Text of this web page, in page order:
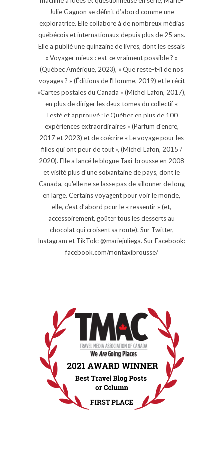
Julie Gagnon se définit d’abord comme une
exploratrice. Elle collabore à de nombreux médias
québécois et internationaux depuis plus de 25 ans.
Elle a publié une quinzaine de livres, dont les essais
« Voyager mieux : est-ce vraiment possible ? »
(Québec Amérique, 2023), « Que reste-t-il de nos
voyages ? » (Éditions de l'Homme, 2019) et le récit
«Cartes postales du Canada » (Michel Lafon, 2017),
en plus de diriger les deux tomes du collectif «
Testé et approuvé : le Québec en plus de 100
expériences extraordinaires » (Parfum d'encre,
2017 et 2023) et de coécrire « Le voyage pour les
filles qui ont peur de tout », (Michel Lafon, 2015 /
2020). Elle a lancé le blogue Taxi-brousse en 2008
et visité plus d'une soixantaine de pays, dont le
Canada, qu'elle ne se lasse pas de sillonner de long
en large. Certains voyagent pour voir le monde,
elle, c’est d’abord pour le « ressentir » (et,
accessoirement, goûter tous les desserts au
chocolat qui croisent sa route). Sur Twitter,
Instagram et TikTok: @mariejuliega. Sur Facebook:
facebook.com/montaxibrousse/